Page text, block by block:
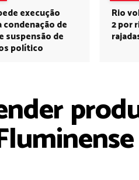
execução
condenação de
suspensão de
político
Rio
2 por